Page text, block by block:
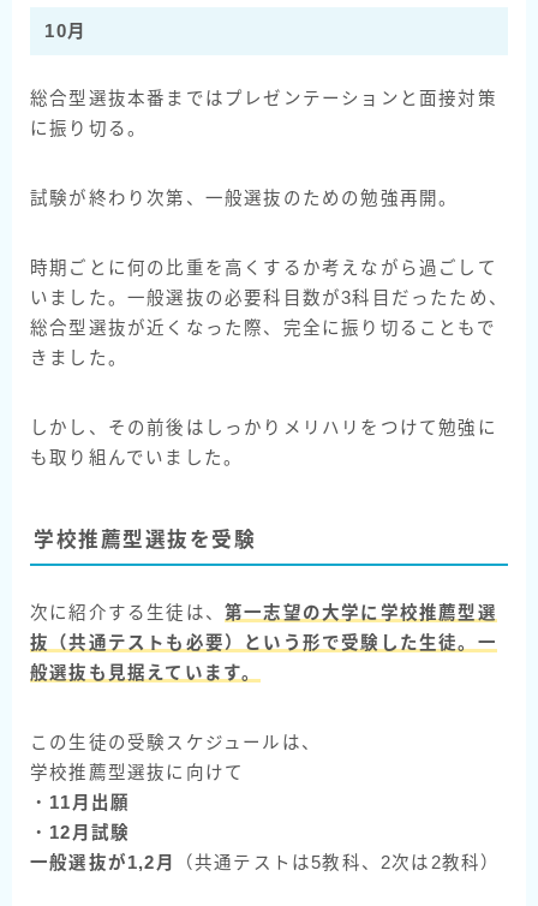
10月
総合型選抜本番まではプレゼンテーションと面接対策
に振り切る。
試験が終わり次第、一般選抜のための勉強再開。
時期ごとに何の比重を高くするか考えながら過ごして
いました。一般選抜の必要科目数が3科目だったため、
総合型選抜が近くなった際、完全に振り切ることもで
きました。
しかし、その前後はしっかりメリハリをつけて勉強に
も取り組んでいました。
学校推薦型選抜を受験
次に紹介する生徒は、 第一志望の大学に学校推薦型選
抜
（共通テストも必要）
という形で受験した生徒。一
般選抜も見据えています。
この生徒の受験スケジュールは、
学校推薦型選抜に向けて
・ 11月出願
・ 12月試験
一般選抜が1,2月
（共通テストは5教科、2次は2教科）